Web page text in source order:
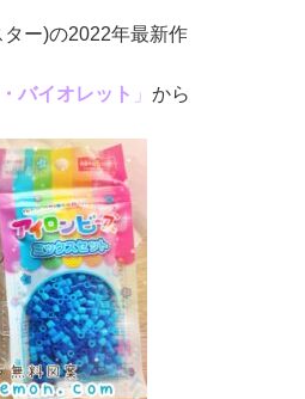
ー)の2022年最新作
バイオレット 」 から